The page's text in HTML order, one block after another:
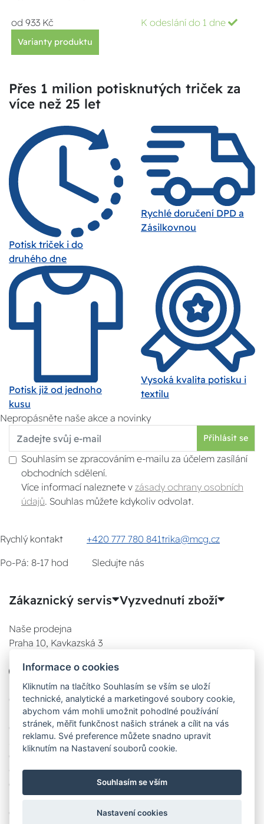
od 933 Kč K odeslání do 1 dne
Varianty produktu
Přes 1 milion potisknutých triček za
více než 25 let
Potisk triček i do
druhého dne
Rychlé doručení DPD a
Zásilkovnou
Potisk již od jednoho
kusu
Vysoká kvalita potisku i
textilu
Nepropásněte naše akce a novinky
Přihlásit se
Souhlasím se zpracováním e-mailu za účelem zasílání
obchodních sdělení.
Více informací naleznete v zásady ochrany osobních
údajů . Souhlas můžete kdykoliv odvolat.
Rychlý kontakt +420 777 780 841trika@mcg.cz
Po-Pá: 8-17 hod
Sledujte nás
Zákaznický servis Vyzvednutí zboží
Naše prodejna
Praha 10, Kavkazská 3
777 780 841
08:00 - 17:00
08:00 - 17:00
08:00 - 17:00
Čt:
08:00 - 17:00
08:00 - 17:00
Informace o cookies
Kliknutím na tlačítko Souhlasím se vším se uloží
technické, analytické a marketingové soubory cookie,
abychom vám mohli umožnit pohodlné používání
stránek, měřit funkčnost našich stránek a cílit na vás
reklamu. Své preference můžete snadno upravit
kliknutím na Nastavení souborů cookie.
Souhlasím se vším
Nastavení cookies